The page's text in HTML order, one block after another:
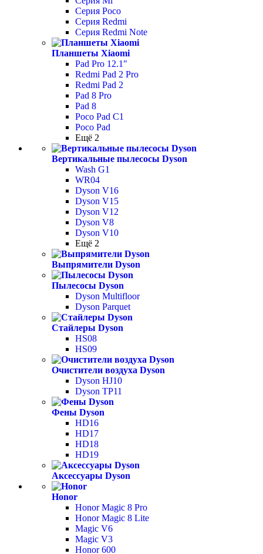
Серия Poco
Серия Redmi
Серия Redmi Note
Планшеты Xiaomi
Pad Pro 12.1"
Redmi Pad 2 Pro
Redmi Pad 2
Pad 8 Pro
Pad 8
Poco Pad С1
Poco Pad
Ещё 2
Вертикальные пылесосы Dyson
Wash G1
WR04
Dyson V16
Dyson V15
Dyson V12
Dyson V8
Dyson V10
Ещё 2
Выпрямители Dyson
Пылесосы Dyson
Dyson Multifloor
Dyson Parquet
Стайлеры Dyson
HS08
HS09
Очистители воздуха Dyson
Dyson HJ10
Dyson TP11
Фены Dyson
HD16
HD17
HD18
HD19
Аксессуары Dyson
Honor
Honor Magic 8 Pro
Honor Magic 8 Lite
Magic V6
Magic V3
Honor 600